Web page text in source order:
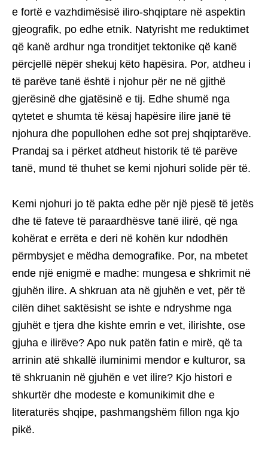
e fortë e vazhdimësisë iliro-shqiptare në aspektin
gjeografik, po edhe etnik. Natyrisht me reduktimet
që kanë ardhur nga tronditjet tektonike që kanë
përcjellë nëpër shekuj këto hapësira. Por, atdheu i
të parëve tanë është i njohur për ne në gjithë
gjerësinë dhe gjatësinë e tij. Edhe shumë nga
qytetet e shumta të kësaj hapësire ilire janë të
njohura dhe popullohen edhe sot prej shqiptarëve.
Prandaj sa i përket atdheut historik të të parëve
tanë, mund të thuhet se kemi njohuri solide për të.
Kemi njohuri jo të pakta edhe për një pjesë të jetës
dhe të fateve të paraardhësve tanë ilirë, që nga
kohërat e errëta e deri në kohën kur ndodhën
përmbysjet e mëdha demografike. Por, na mbetet
ende një enigmë e madhe: mungesa e shkrimit në
gjuhën ilire. A shkruan ata në gjuhën e vet, për të
cilën dihet saktësisht se ishte e ndryshme nga
gjuhët e tjera dhe kishte emrin e vet, ilirishte, ose
gjuha e ilirëve? Apo nuk patën fatin e mirë, që ta
arrinin atë shkallë iluminimi mendor e kulturor, sa
të shkruanin në gjuhën e vet ilire? Kjo histori e
shkurtër dhe modeste e komunikimit dhe e
literaturës shqipe, pashmangshëm fillon nga kjo
pikë.